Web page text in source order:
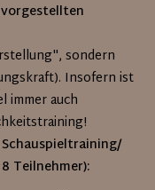
sondern
Insofern ist
immer auch
Teilnehmer):